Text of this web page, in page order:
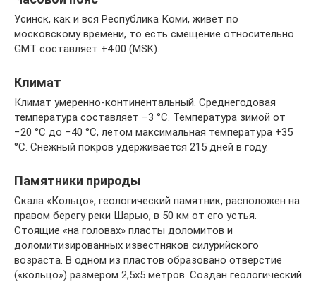
Усинск, как и вся Республика Коми, живет по
московскому времени, то есть смещение относительно
GMT составляет +4:00 (MSK).
Климат
Климат умеренно-континентальный. Среднегодовая
температура составляет −3 °C. Температура зимой от
−20 °C до −40 °C, летом максимальная температура +35
°C. Снежный покров удерживается 215 дней в году.
Памятники природы
Скала «Кольцо», геологический памятник, расположен на
правом берегу реки Шарью, в 50 км от его устья.
Стоящие «на головах» пласты доломитов и
доломитизированных известняков силурийского
возраста. В одном из пластов образовано отверстие
(«кольцо») размером 2,5х5 метров. Создан геологический